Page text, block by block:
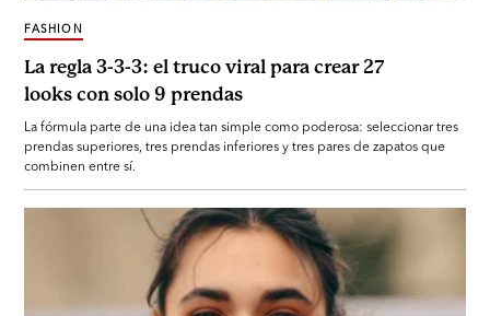
La regla 3-3-3: el truco viral para crear 27
looks con solo 9 prendas
FASHION
La fórmula parte de una idea tan simple como poderosa: seleccionar tres
prendas superiores, tres prendas inferiores y tres pares de zapatos que
combinen entre sí.